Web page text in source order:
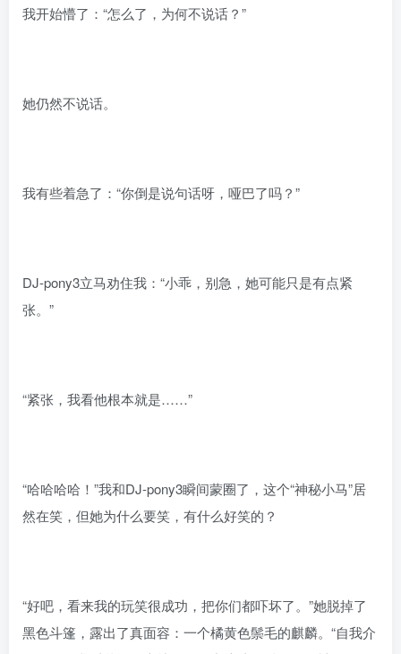
我开始懵了：“怎么了，为何不说话？”
她仍然不说话。
我有些着急了：“你倒是说句话呀，哑巴了吗？”
DJ-pony3立马劝住我：“小乖，别急，她可能只是有点紧
张。”
“紧张，我看他根本就是……”
“哈哈哈哈！”我和DJ-pony3瞬间蒙圈了，这个“神秘小马”居
然在笑，但她为什么要笑，有什么好笑的？
“好吧，看来我的玩笑很成功，把你们都吓坏了。”她脱掉了
黑色斗篷，露出了真面容：一个橘黄色鬃毛的麒麟。“自我介